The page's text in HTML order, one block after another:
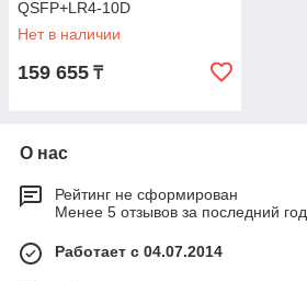
QSFP+LR4-10D
Нет в наличии
159 655 ₸
О нас
Рейтинг не сформирован
Менее 5 отзывов за последний год
Работает с 04.07.2014